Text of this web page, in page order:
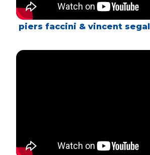
piers faccini & vincent segal